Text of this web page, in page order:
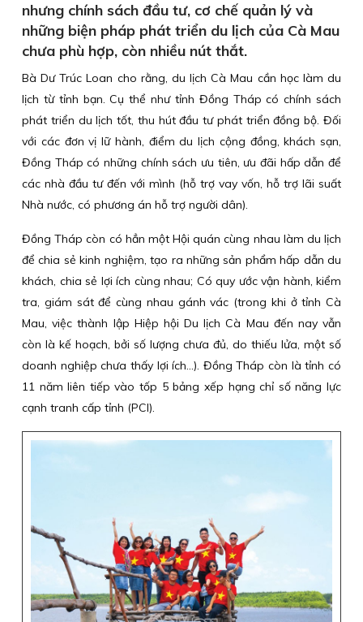
nhưng chính sách đầu tư, cơ chế quản lý và
những biện pháp phát triển du lịch của Cà Mau
chưa phù hợp, còn nhiều nút thắt.
Bà Dư Trúc Loan cho rằng, du lịch Cà Mau cần học làm du
lịch từ tỉnh bạn. Cụ thể như tỉnh Đồng Tháp có chính sách
phát triển du lịch tốt, thu hút đầu tư phát triển đồng bộ. Đối
với các đơn vị lữ hành, điểm du lịch cộng đồng, khách sạn,
Đồng Tháp có những chính sách ưu tiên, ưu đãi hấp dẫn để
các nhà đầu tư đến với mình (hỗ trợ vay vốn, hỗ trợ lãi suất
Nhà nước, có phương án hỗ trợ người dân).
Đồng Tháp còn có hẳn một Hội quán cùng nhau làm du lịch
để chia sẻ kinh nghiệm, tạo ra những sản phẩm hấp dẫn du
khách, chia sẻ lợi ích cùng nhau; Có quy ước vận hành, kiểm
tra, giám sát để cùng nhau gánh vác (trong khi ở tỉnh Cà
Mau, việc thành lập Hiệp hội Du lịch Cà Mau đến nay vẫn
còn là kế hoạch, bởi số lượng chưa đủ, do thiếu lửa, một số
doanh nghiệp chưa thấy lợi ích...). Đồng Tháp còn là tỉnh có
11 năm liên tiếp vào tốp 5 bảng xếp hạng chỉ số năng lực
cạnh tranh cấp tỉnh (PCI).